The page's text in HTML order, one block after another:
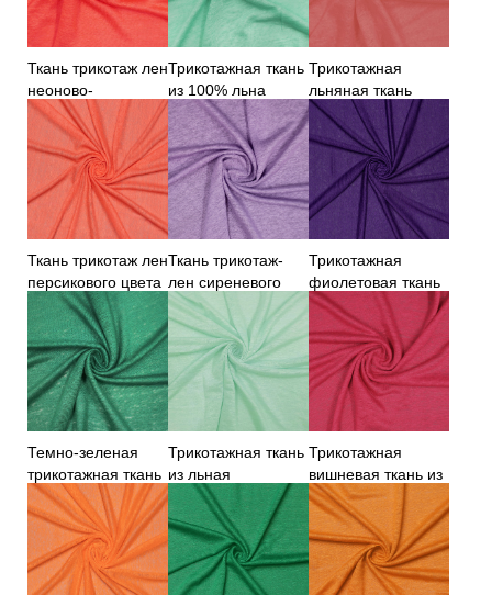
Ткань трикотаж лен
неоново-
оранжевого цвета
Трикотажная ткань
из 100% льна
ментолового цвета
Трикотажная
льняная ткань
розового цвета
Ткань трикотаж лен
персикового цвета
Ткань трикотаж-
лен сиреневого
цвета
Трикотажная
фиолетовая ткань
из льна
Темно-зеленая
трикотажная ткань
из льна
Трикотажная ткань
из льная
ментолового цвета
Трикотажная
вишневая ткань из
льна